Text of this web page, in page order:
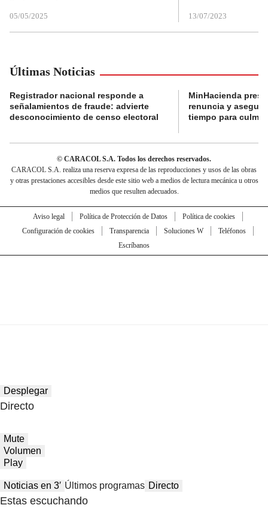
05/05/2025 13/07/2023
Últimas Noticias
Registrador nacional responde a
señalamientos de fraude: advierte
desconocimiento de censo electoral
MinHacienda
renuncia y
tiempo para
© CARACOL S.A. Todos los derechos reservados.
CARACOL S.A. realiza una reserva expresa de las reproducciones y usos de las obras
y otras prestaciones accesibles desde este sitio web a medios de lectura mecánica u otros
medios que resulten adecuados.
Aviso legal Política de Protección de Datos
Política de cookies
Configuración de cookies
Transparencia Soluciones W
Teléfonos
Escríbanos
Desplegar
Directo
Mute
Volumen
Play
Noticias en 3′ Últimos programas Directo
Estas escuchando